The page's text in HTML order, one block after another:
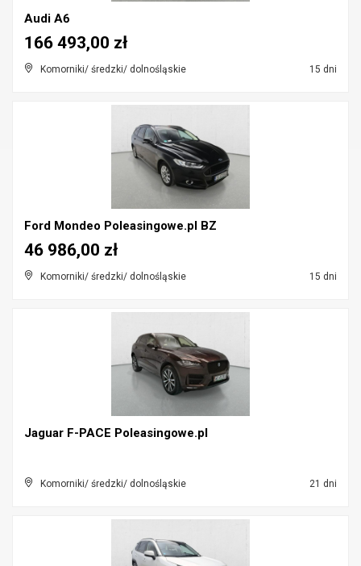
Audi A6
Komorniki/ średzki/ dolnośląskie 15 dni
166 493,00 zł
Ford Mondeo Poleasingowe.pl BZ
Komorniki/ średzki/ dolnośląskie 15 dni
46 986,00 zł
Jaguar F-PACE Poleasingowe.pl
Komorniki/ średzki/ dolnośląskie 21 dni